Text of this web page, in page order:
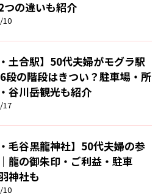
つの違いも紹介
10
・土合駅】50代夫婦がモグラ駅
段の階段はきつい？駐車場・所
谷川岳観光も紹介
17
・毛谷黒龍神社】50代夫婦の参
龍の御朱印・ご利益・駐車
神社も
10